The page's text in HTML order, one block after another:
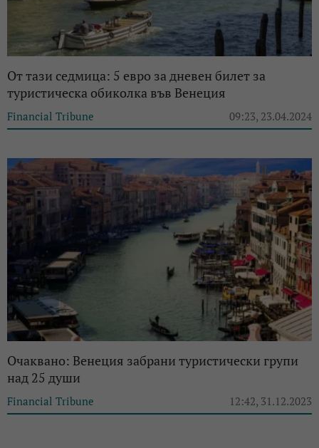
От тази седмица: 5 евро за дневен билет за
туристическа обиколка във Венеция
Financial Tribune 09:23, 23.04.2024
Очаквано: Венеция забрани туристически групи
над 25 души
Financial Tribune 12:42, 31.12.2023